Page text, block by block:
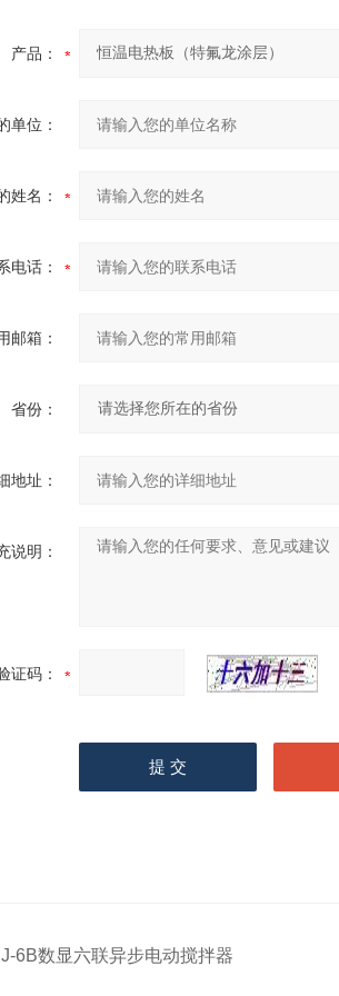
产品：
单位：
姓名：
电话：
邮箱：
省份：
地址：
说明：
证码：
6B数显六联异步电动搅拌器